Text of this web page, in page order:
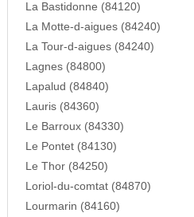
La Bastidonne (84120)
La Motte-d-aigues (84240)
La Tour-d-aigues (84240)
Lagnes (84800)
Lapalud (84840)
Lauris (84360)
Le Barroux (84330)
Le Pontet (84130)
Le Thor (84250)
Loriol-du-comtat (84870)
Lourmarin (84160)